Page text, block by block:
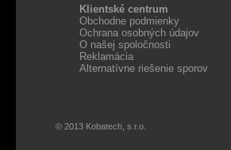
Klientské centrum
Obchodne podmienky
Ochrana osobných údajov
O našej spoločnosti
Reklamácia
Alternatívne riešenie sporov
© 2013 Kobatech, s.r.o.